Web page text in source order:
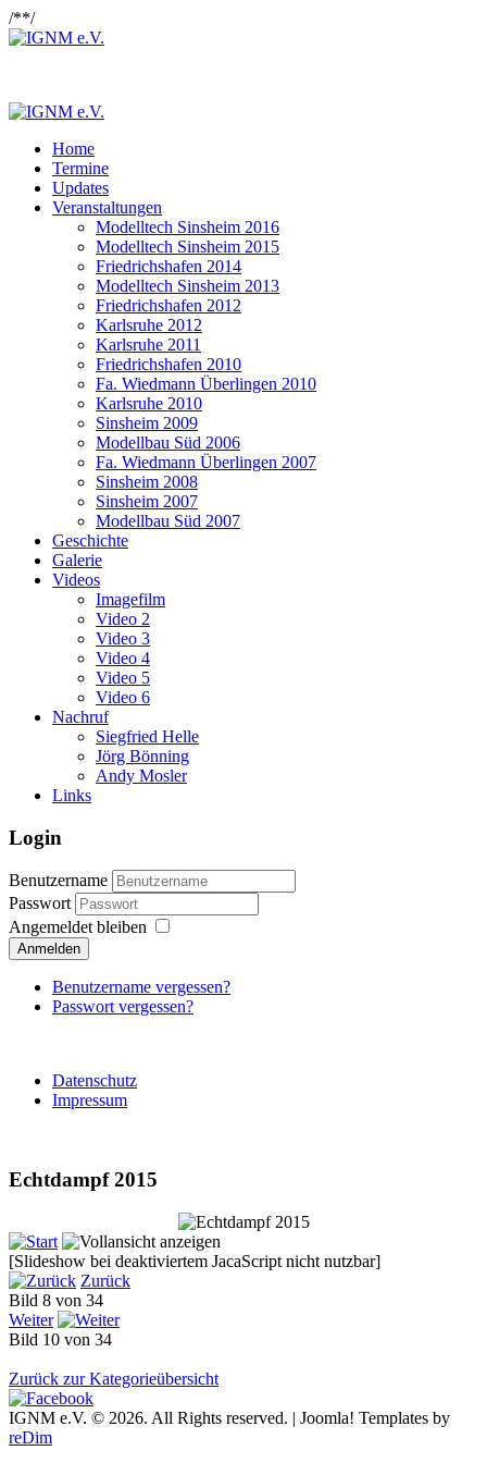
/**/
Home
Termine
Updates
Veranstaltungen
Modelltech Sinsheim 2016
Modelltech Sinsheim 2015
Friedrichshafen 2014
Modelltech Sinsheim 2013
Friedrichshafen 2012
Karlsruhe 2012
Karlsruhe 2011
Friedrichshafen 2010
Fa. Wiedmann Überlingen 2010
Karlsruhe 2010
Sinsheim 2009
Modellbau Süd 2006
Fa. Wiedmann Überlingen 2007
Sinsheim 2008
Sinsheim 2007
Modellbau Süd 2007
Geschichte
Galerie
Videos
Imagefilm
Video 2
Video 3
Video 4
Video 5
Video 6
Nachruf
Siegfried Helle
Jörg Bönning
Andy Mosler
Links
Login
Benutzername
Passwort
Angemeldet bleiben
Anmelden
Benutzername vergessen?
Passwort vergessen?
Datenschutz
Impressum
Echtdampf 2015
[Slideshow bei deaktiviertem JacaScript nicht nutzbar]
Zurück
Bild 8 von 34
Weiter
Bild 10 von 34
Zurück zur Kategorieübersicht
IGNM e.V. © 2026. All Rights reserved. | Joomla! Templates by
reDim